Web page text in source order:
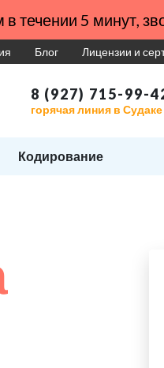
течении 5 минут,
Блог Лицензии и
8 (927) 715-99-
горячая линия в Судаке
Кодирование